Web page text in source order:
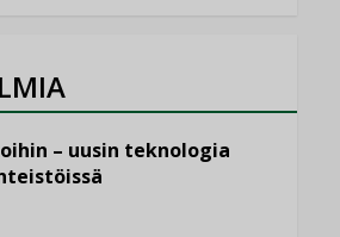
– uusin teknologia